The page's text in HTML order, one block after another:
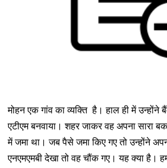
मोहन एक गांव का व्यक्ति है। हाल ही में
एटीएम बनवाया। शहर जाकर वह अपना सारा
में जमा था। जब पैसे जमा किए गए तो उन्होंने
एनएमएमबी देखा तो वह चौंक गए। यह क्या है।